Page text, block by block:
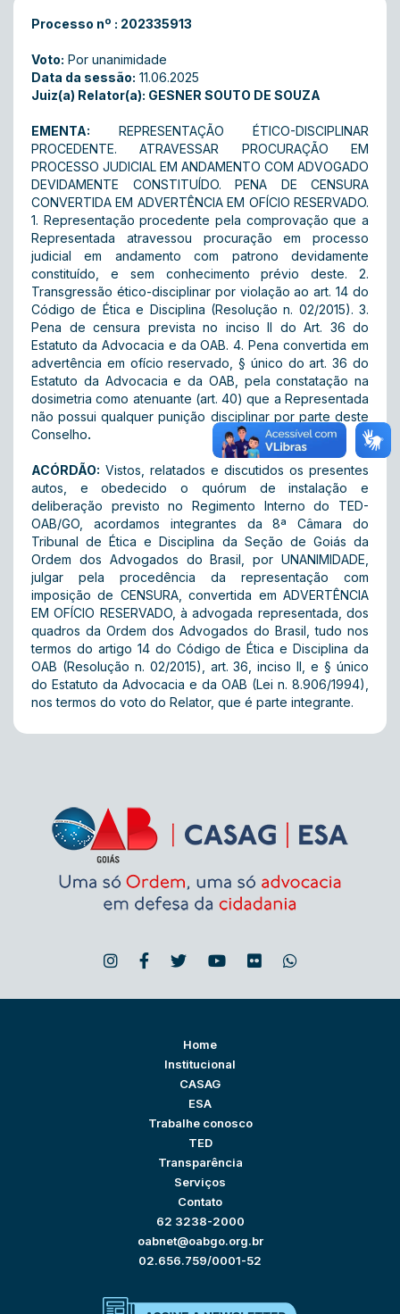
Processo nº : 202335913
Voto: Por unanimidade
Data da sessão: 11.06.2025
Juiz(a) Relator(a): GESNER SOUTO DE SOUZA
EMENTA: REPRESENTAÇÃO ÉTICO-DISCIPLINAR
PROCEDENTE. ATRAVESSAR PROCURAÇÃO EM
PROCESSO JUDICIAL EM ANDAMENTO COM ADVOGADO
DEVIDAMENTE CONSTITUÍDO. PENA DE CENSURA
CONVERTIDA EM ADVERTÊNCIA EM OFÍCIO RESERVADO.
1. Representação procedente pela comprovação que a
Representada atravessou procuração em processo
judicial em andamento com patrono devidamente
constituído, e sem conhecimento prévio deste. 2.
Transgressão ético-disciplinar por violação ao art. 14 do
Código de Ética e Disciplina (Resolução n. 02/2015). 3.
Pena de censura prevista no inciso II do Art. 36 do
Estatuto da Advocacia e da OAB. 4. Pena convertida em
advertência em ofício reservado, § único do art. 36 do
Estatuto da Advocacia e da OAB, pela constatação na
dosimetria como atenuante (art. 40) que a Representada
não possui qualquer punição disciplinar por parte deste
Conselho.
ACÓRDÃO: Vistos, relatados e discutidos os presentes
autos, e obedecido o quórum de instalação e
deliberação previsto no Regimento Interno do TED-
OAB/GO, acordamos integrantes da 8ª Câmara do
Tribunal de Ética e Disciplina da Seção de Goiás da
Ordem dos Advogados do Brasil, por UNANIMIDADE,
julgar pela procedência da representação com
imposição de CENSURA, convertida em ADVERTÊNCIA
EM OFÍCIO RESERVADO, à advogada representada, dos
quadros da Ordem dos Advogados do Brasil, tudo nos
termos do artigo 14 do Código de Ética e Disciplina da
OAB (Resolução n. 02/2015), art. 36, inciso II, e § único
do Estatuto da Advocacia e da OAB (Lei n. 8.906/1994),
nos termos do voto do Relator, que é parte integrante.
Home
Institucional
CASAG
ESA
Trabalhe conosco
TED
Transparência
Serviços
Contato
62 3238-2000
oabnet@oabgo.org.br
02.656.759/0001-52